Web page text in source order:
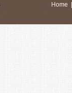
Home |